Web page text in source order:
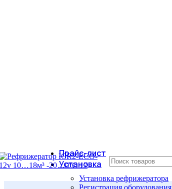
Прайс-лист
Установка
Установка рефрижератора
Регистрация оборудования